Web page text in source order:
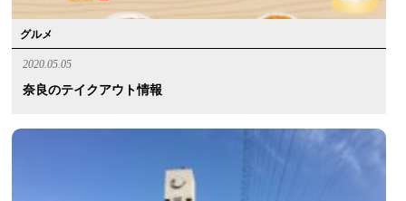
グルメ
2020.05.05
奈良のテイクアウト情報